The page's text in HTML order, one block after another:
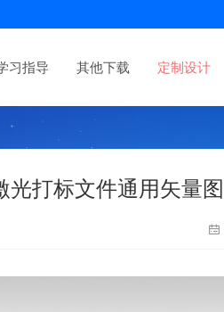
习指导 其他下载 定制设计
光打标文件通用矢量图